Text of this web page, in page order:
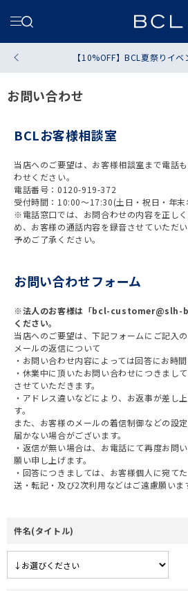
【10%OFF】BCL夏祭りイベ
お問い合わせ
BCLお客様相談室
当店へのご要望は、お客様相談室まで電話
わせください。
電話番号：0120-919-372
受付時間：10:00～17:30(土日・祝日・年末
※電話窓口では、お問合わせの内容を正し
め、お客様の通話内容を録音させていただい
予めご了承ください。
お問い合わせフォーム
※法人のお客様は「bcl-customer@slh-
ください。
当店へのご要望は、下記フォームにご記入
メールの返信について
・お問い合わせ内容によっては回答にお時
・休業中に頂いたお問い合わせにつきまし
させていただきます。
・アドレス違いなどにより、お返事が差し
す。
また、お客様のメールの着信制御などの設
届かない場合がございます。
・返信が無い場合は、お電話にて再度お問
願い申し上げます。
・回答につきましては、お客様個人に宛て
送・転記・及び2次利用などはご遠慮願いま
件名(タイトル)